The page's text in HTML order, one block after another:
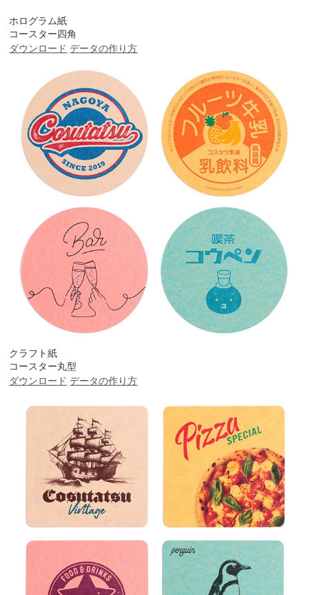
ホログラム紙
コースター四角
ダウンロード データの作り方
クラフト紙
コースター丸型
ダウンロード データの作り方